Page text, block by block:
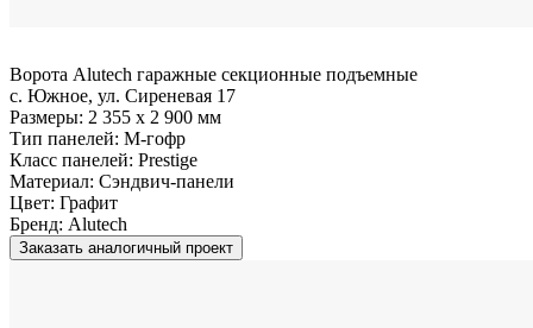
Ворота Alutech гаражные секционные подъемные
с. Южное, ул. Сиреневая 17
Размеры: 2 355 x 2 900 мм
Тип панелей: M-гофр
Класс панелей: Prestige
Материал: Сэндвич-панели
Цвет: Графит
Бренд: Alutech
Заказать аналогичный проект